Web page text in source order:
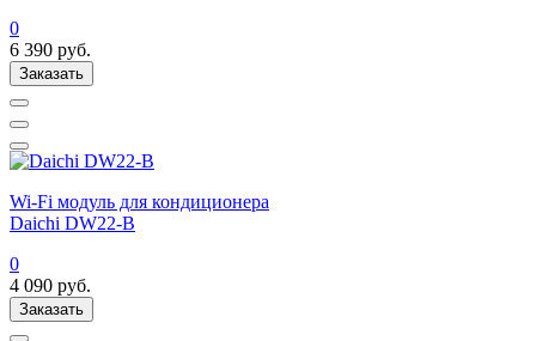
0
6 390 руб.
Заказать
Wi-Fi модуль для кондиционера
Daichi DW22-B
0
4 090 руб.
Заказать